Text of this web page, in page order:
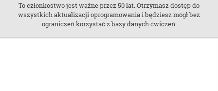
To członkostwo jest ważne przez 50 lat. Otrzymasz dostęp do
wszystkich aktualizacji oprogramowania i będziesz mógł bez
ograniczeń korzystać z bazy danych ćwiczeń.